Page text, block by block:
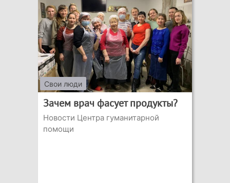
Свои люди
Зачем врач фасует продукты?
Новости Центра гуманитарной
помощи